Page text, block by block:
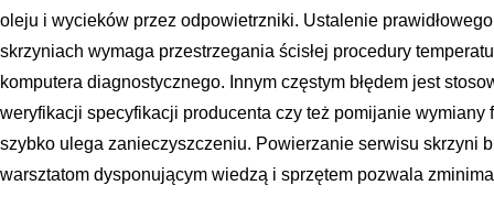
oleju i wycieków przez odpowietrzniki. Ustalenie
skrzyniach wymaga przestrzegania ścisłej procedury
komputera diagnostycznego. Innym częstym błędem jest
weryfikacji specyfikacji producenta czy też pomijanie wymiany
szybko ulega zanieczyszczeniu. Powierzanie serwisu skrzyni
warsztatom dysponującym wiedzą i sprzętem pozwala